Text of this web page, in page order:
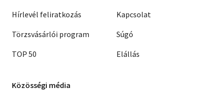
Hírlevél feliratkozás
Törzsvásárlói program
TOP 50
Kapcsolat
Súgó
Elállás
Közösségi média